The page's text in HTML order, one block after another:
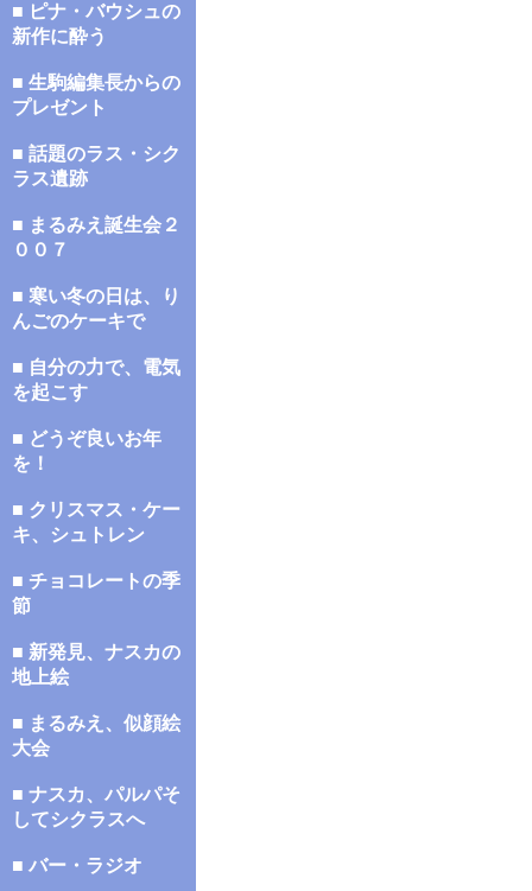
■ ピナ・バウシュの
新作に酔う
■ 生駒編集長からの
プレゼント
■ 話題のラス・シク
ラス遺跡
■ まるみえ誕生会２
００７
■ 寒い冬の日は、り
んごのケーキで
■ 自分の力で、電気
を起こす
■ どうぞ良いお年
を！
■ クリスマス・ケー
キ、シュトレン
■ チョコレートの季
節
■ 新発見、ナスカの
地上絵
■ まるみえ、似顔絵
大会
■ ナスカ、パルパそ
してシクラスへ
■ バー・ラジオ